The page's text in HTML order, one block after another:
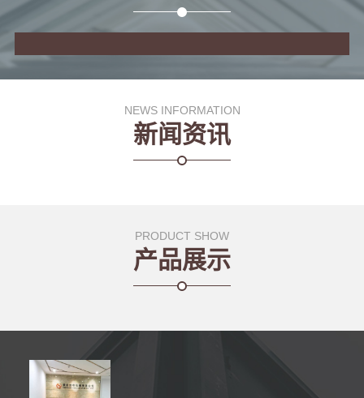
NEWS INFORMATION
新闻资讯
PRODUCT SHOW
产品展示